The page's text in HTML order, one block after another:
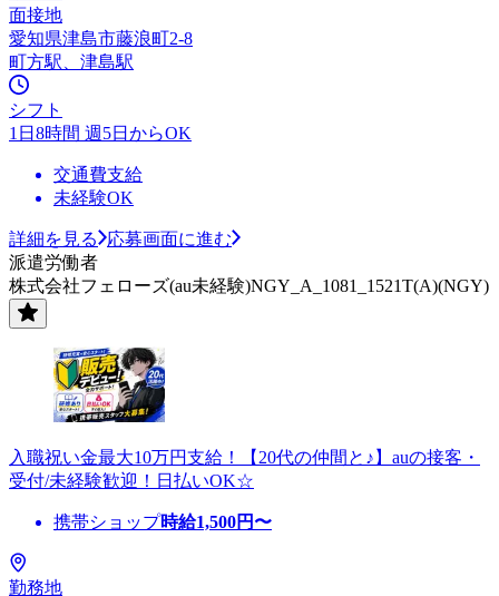
面接地
愛知県津島市藤浪町2-8
町方駅、津島駅
シフト
1日8時間 週5日からOK
交通費支給
未経験OK
詳細を見る
応募画面に進む
派遣労働者
株式会社フェローズ(au未経験)NGY_A_1081_1521T(A)(NGY)
入職祝い金最大10万円支給！【20代の仲間と♪】auの接客・
受付/未経験歓迎！日払いOK☆
携帯ショップ時給1,500円〜
勤務地